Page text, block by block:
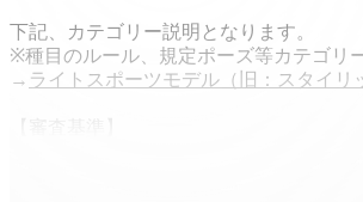
下記、カテゴリー説明となります。
※種目のルール、規定ポーズ等カテゴリ
→ ライトスポーツモデル（旧：スタイリ